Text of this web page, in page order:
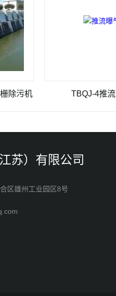
TBQJ-4推流曝气机
苏）有限公司
区雄州工业园区8号